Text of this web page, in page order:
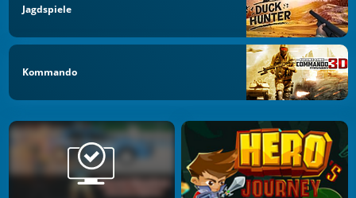
Jagdspiele
Kommando